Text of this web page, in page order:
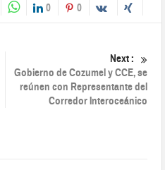
0 0
Next :
Gobierno de Cozumel y CCE, se
reúnen con Representante del
Corredor Interoceánico